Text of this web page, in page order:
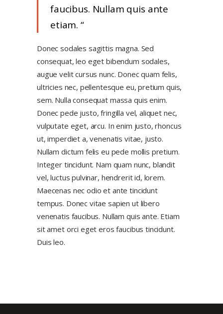
faucibus. Nullam quis ante
etiam.
Donec sodales sagittis magna. Sed
consequat, leo eget bibendum sodales,
augue velit cursus nunc. Donec quam felis,
ultricies nec, pellentesque eu, pretium quis,
sem. Nulla consequat massa quis enim.
Donec pede justo, fringilla vel, aliquet nec,
vulputate eget, arcu. In enim justo, rhoncus
ut, imperdiet a, venenatis vitae, justo.
Nullam dictum felis eu pede mollis pretium.
Integer tincidunt. Nam quam nunc, blandit
vel, luctus pulvinar, hendrerit id, lorem.
Maecenas nec odio et ante tincidunt
tempus. Donec vitae sapien ut libero
venenatis faucibus. Nullam quis ante. Etiam
sit amet orci eget eros faucibus tincidunt.
Duis leo.